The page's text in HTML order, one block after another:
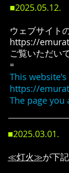
■2025.05.12.
ウェブサイト
https://
ご覧いただい
=
This
https://
The page you
■2025.03.01.
≪灯火≫が下